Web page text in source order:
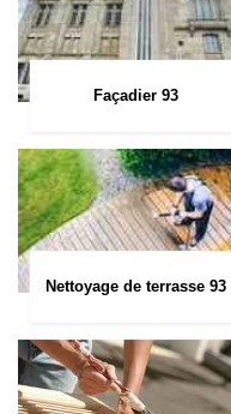
Façadier 93
Nettoyage de terrasse 93